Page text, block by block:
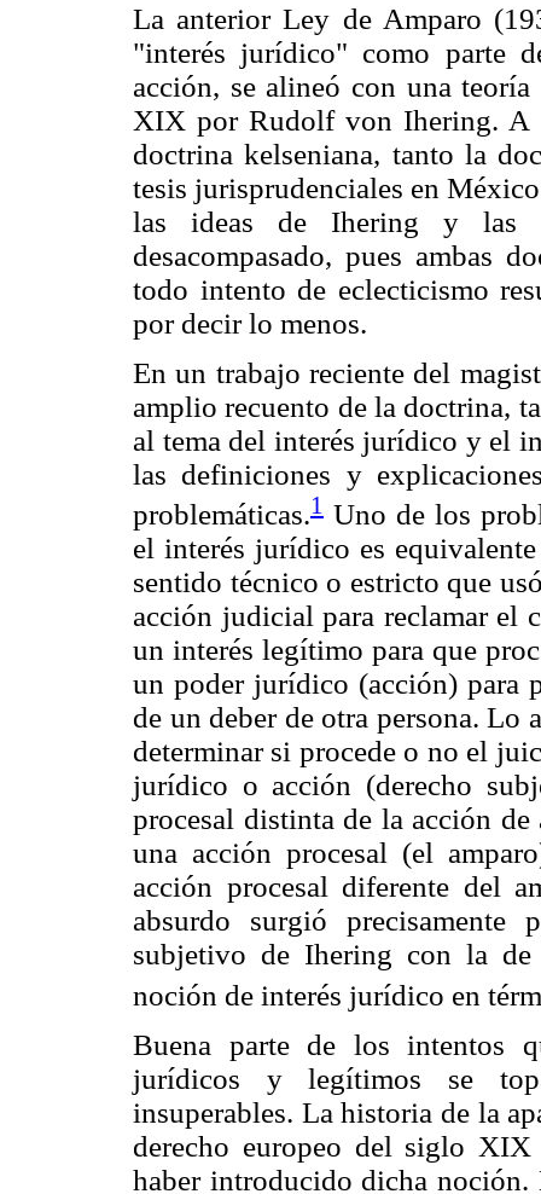
La anterior Ley de Amparo
"interés jurídico" como parte
acción, se alineó con una
XIX por Rudolf von Ihering. A
doctrina kelseniana, tanto la
tesis jurisprudenciales en
las ideas de Ihering y las
desacompasado, pues ambas
todo intento de eclecticismo
por decir lo menos.
En un trabajo reciente del
amplio recuento de la doctrina,
al tema del interés jurídico y el
las definiciones y
problemáticas.1 Uno de los
el interés jurídico es
sentido técnico o estricto que
acción judicial para reclamar el
un interés legítimo para que
un poder jurídico (acción) para
de un deber de otra persona. Lo
determinar si procede o no el
jurídico o acción (derecho
procesal distinta de la acción de
una acción procesal (el
acción procesal diferente del
absurdo surgió
subjetivo de Ihering con la
noción de interés jurídico en
Buena parte de los intentos
jurídicos y legítimos se
insuperables. La historia de la
derecho europeo del siglo
haber introducido dicha noción.